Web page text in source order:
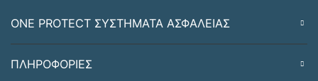
ONE PROTECT ΣΥΣΤΗΜΑΤΑ ΑΣΦΑΛΕΙΑΣ
ΠΛΗΡΟΦΟΡΙΕΣ